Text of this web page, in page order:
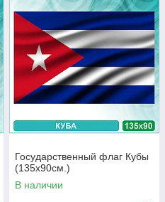
Государственный флаг Кубы
(135х90см.)
В наличии